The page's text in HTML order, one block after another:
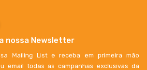
nossa Newsletter
Mailing List e receba em primeira mão
email todas as campanhas exclusivas da